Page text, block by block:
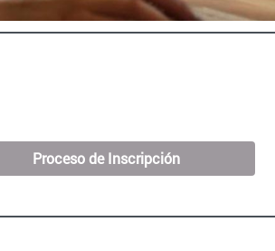
Proceso de Inscripción